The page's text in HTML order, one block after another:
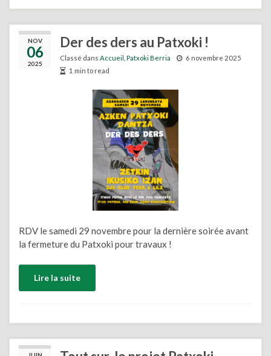
NOV
06
2025
Der des ders au Patxoki !
Classé dans Accueil Patxoki Berria
6 novembre 2025
1 min to read
RDV le samedi 29 novembre pour la dernière soirée avant
la fermeture du Patxoki pour travaux !
Lire la suite
JUIN